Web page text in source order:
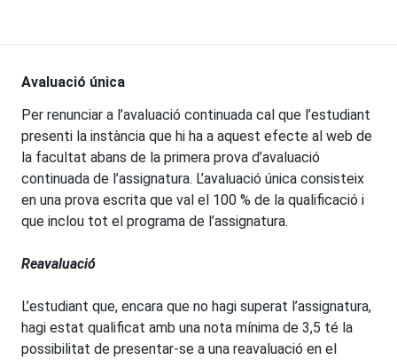
Avaluació única
Per renunciar a l’avaluació continuada cal que l’estudiant
presenti la instància que hi ha a aquest efecte al web de
la facultat abans de la primera prova d’avaluació
continuada de l’assignatura. L’avaluació única consisteix
en una prova escrita que val el 100 % de la qualificació i
que inclou tot el programa de l’assignatura.
Reavaluació
L’estudiant que, encara que no hagi superat l’assignatura,
hagi estat qualificat amb una nota mínima de 3,5 té la
possibilitat de presentar-se a una reavaluació en el